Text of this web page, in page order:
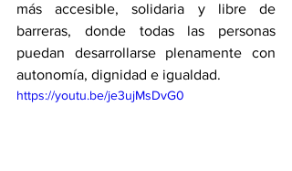
más accesible, solidaria y libre de
barreras, donde todas las personas
puedan desarrollarse plenamente con
autonomía, dignidad e igualdad.
https://youtu.be/je3ujMsDvG0